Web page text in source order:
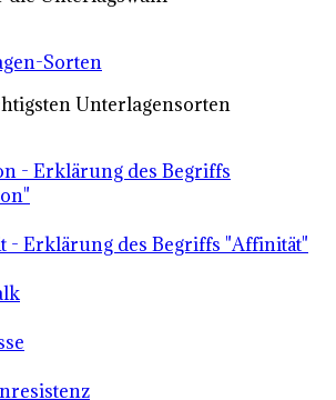
Sorten
Unterlagensorten
- Erklärung des Begriffs
- Erklärung des Begriffs "Affinität"